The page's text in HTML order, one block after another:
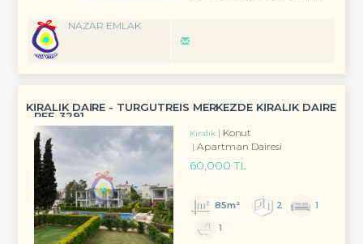
NAZAR EMLAK
KİRALIK DAİRE - TURGUTREİS MERKEZDE KİRALIK DAİRE
- REF-3291
Kiralık
Konut
Apartman Dairesi
60,000 TL
85m² 2
1
1